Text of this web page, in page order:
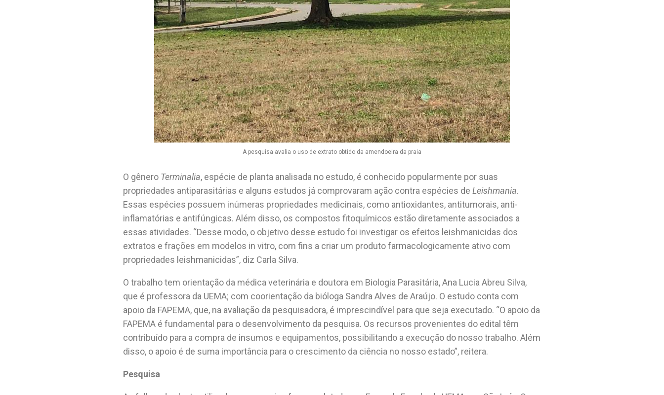
A pesquisa avalia o uso de extrato obtido da amendoeira da praia
O gênero Terminalia, espécie de planta analisada no estudo, é conhecido popularmente por suas
propriedades antiparasitárias e alguns estudos já comprovaram ação contra espécies de Leishmania.
Essas espécies possuem inúmeras propriedades medicinais, como antioxidantes, antitumorais, anti-
inflamatórias e antifúngicas. Além disso, os compostos fitoquímicos estão diretamente associados a
essas atividades. “Desse modo, o objetivo desse estudo foi investigar os efeitos leishmanicidas dos
extratos e frações em modelos in vitro, com fins a criar um produto farmacologicamente ativo com
propriedades leishmanicidas”, diz Carla Silva.
O trabalho tem orientação da médica veterinária e doutora em Biologia Parasitária, Ana Lucia Abreu Silva,
que é professora da UEMA; com coorientação da bióloga Sandra Alves de Araújo. O estudo conta com
apoio da FAPEMA, que, na avaliação da pesquisadora, é imprescindível para que seja executado. “O apoio da
FAPEMA é fundamental para o desenvolvimento da pesquisa. Os recursos provenientes do edital têm
contribuído para a compra de insumos e equipamentos, possibilitando a execução do nosso trabalho. Além
disso, o apoio é de suma importância para o crescimento da ciência no nosso estado”, reitera.
Pesquisa